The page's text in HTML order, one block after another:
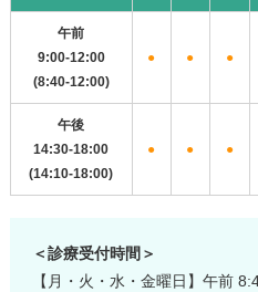
午前
9:00-12:00
(8:40-12:00)
● ● ●
午後
14:30-18:00
(14:10-18:00)
● ● ●
＜診療受付時間＞
【月・火・水・金曜日】午前